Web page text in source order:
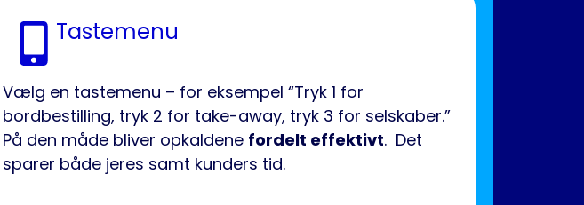
Tastemenu
Vælg en tastemenu – for eksempel “Tryk 1 for
bordbestilling, tryk 2 for take-away, tryk 3 for selskaber.”
På den måde bliver opkaldene fordelt effektivt. Det
sparer både jeres samt kunders tid.